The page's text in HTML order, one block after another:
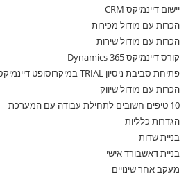
יישום דיינמיקס CRM
הכרות עם מודול מכירות
הכרות עם מודול שירות
קורס דיינמיקס 365 Dynamics
פתיחת סביבת ניסיון TRIAL במיקרוסופט דיינמיקס 365 CRM
הכרות עם מודול שיווק
10 טיפים חשובים לתחילת עבודה עם המערכת
הגדרות כלליות
בניית שדות
בניית דאשבורד אישי
מעקב אחר שינויים